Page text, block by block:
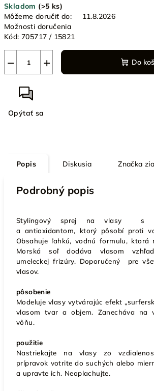
cena:
Skladom (>5 ks)
Môžeme doručiť do:
11.8.2026
Možnosti doručenia
Kód: 705717 / 15821
+
− Do
Opýtať sa
Popis Diskusia Značka
Podrobný popis
Stylingový sprej na vlasy s
a antioxidantom, ktorý pôsobí proti
Obsahuje ľahkú, vodnú formulu, ktorá
Morská soľ dodáva vlasom
umeleckej frizúry. Doporučený pre
vlasov.
pôsobenie
Modeluje vlasy vytvárajúc efekt
vlasom tvar a objem. Zanecháva na
vôňu.
použitie
Nastriekajte na vlasy zo
prípravok votrite do suchých alebo
a upravte ich. Neoplachujte.